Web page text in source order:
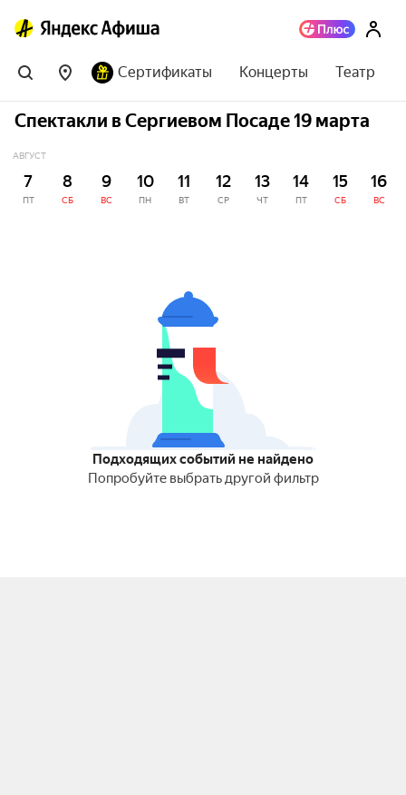
Сертификаты Концерты Театр
Спектакли в Сергиевом Посаде 19 марта
АВГУСТ
7
ПТ
8
СБ
9
ВС
10
ПН
11
ВТ
12
СР
13
ЧТ
14
ПТ
15
СБ
16
ВС
Подходящих событий не найдено
Попробуйте выбрать другой фильтр